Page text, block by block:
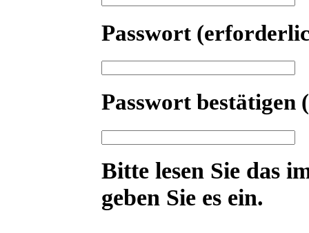
Passwort
Passwort bestätigen
Bitte lesen Sie das
geben Sie es ein.